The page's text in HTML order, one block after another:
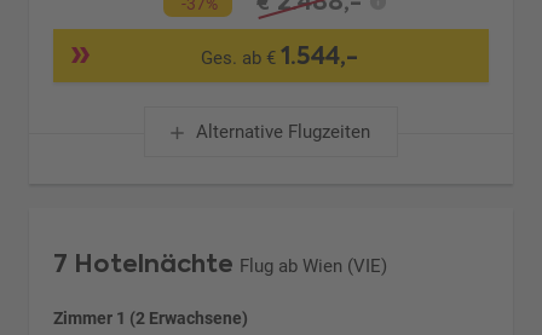
-37%
Ges. ab € 1.544,-
Alternative Flugzeiten
7 Hotelnächte Flug ab Wien (VIE)
Zimmer 1 (2 Erwachsene)